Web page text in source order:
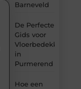
Barneveld
De Perfecte
Gids voor
Vloerbedekking
in
Purmerend
Hoe een